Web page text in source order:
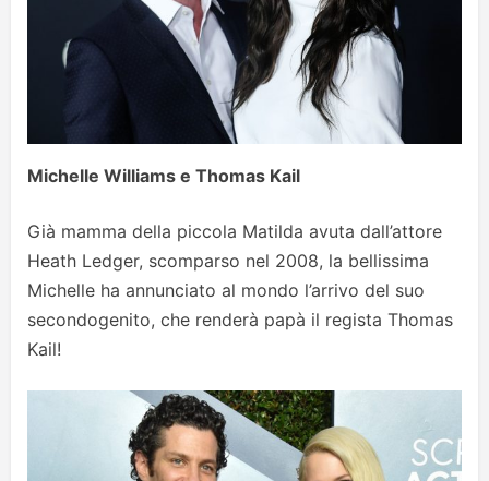
Michelle Williams e Thomas Kail
Già mamma della piccola Matilda avuta dall’attore
Heath Ledger, scomparso nel 2008, la bellissima
Michelle ha annunciato al mondo l’arrivo del suo
secondogenito, che renderà papà il regista Thomas
Kail!